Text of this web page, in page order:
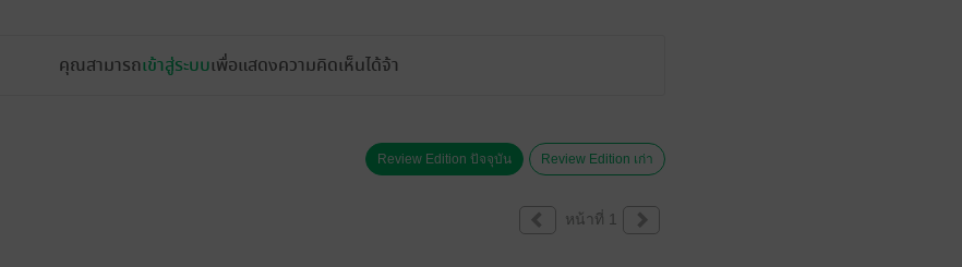
คุณสามารถเข้าสู่ระบบเพื่อแสดงความคิดเห็นได้จ้า
Review Edition เก่า
Review Edition ปัจจุบัน
หน้าที่ 1